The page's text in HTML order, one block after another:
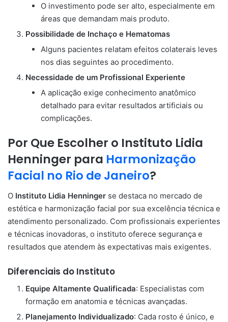
O investimento pode ser alto, especialmente em
áreas que demandam mais produto.
Possibilidade de Inchaço e Hematomas
Alguns pacientes relatam efeitos colaterais leves
nos dias seguintes ao procedimento.
Necessidade de um Profissional Experiente
A aplicação exige conhecimento anatômico
detalhado para evitar resultados artificiais ou
complicações.
Por Que Escolher o Instituto Lidia
Henninger para Harmonização
Facial no Rio de Janeiro?
O Instituto Lidia Henninger se destaca no mercado de
estética e harmonização facial por sua excelência técnica e
atendimento personalizado. Com profissionais experientes
e técnicas inovadoras, o instituto oferece segurança e
resultados que atendem às expectativas mais exigentes.
Diferenciais do Instituto
Equipe Altamente Qualificada: Especialistas com
formação em anatomia e técnicas avançadas.
Planejamento Individualizado: Cada rosto é único, e